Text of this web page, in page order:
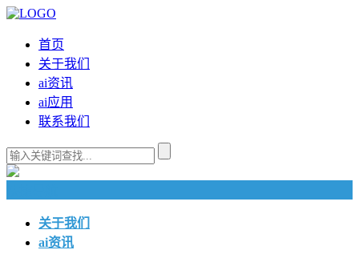
首页
关于我们
ai资讯
ai应用
联系我们
关于我们
ai资讯